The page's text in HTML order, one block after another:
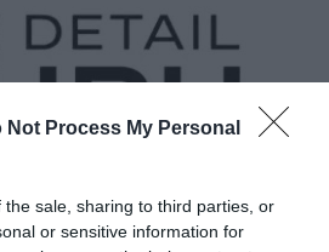
Not Process My Personal
sale, sharing to third parties, or
or sensitive information for